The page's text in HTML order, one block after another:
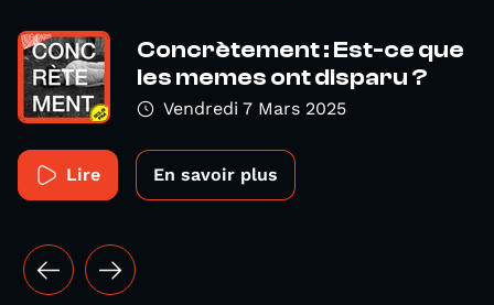
Concrètement : Est-ce que
les memes ont disparu ?
Vendredi 7 Mars 2025
Lire En savoir plus